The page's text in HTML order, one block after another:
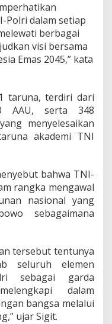
Polri dalam setiap
berbagai
visi bersama
Emas 2045,” kata
taruna, terdiri dari
AAU, serta 348
menyelesaikan
akademi TNI
bahwa TNI-
rangka mengawal
nasional yang
sebagaimana
tersebut tentunya
seluruh elemen
sebagai garda
dalam
bangsa melalui
ujar Sigit.